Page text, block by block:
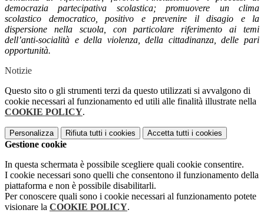
democrazia partecipativa scolastica; promuovere un clima
scolastico democratico, positivo e prevenire il disagio e la
dispersione nella scuola, con particolare riferimento ai temi
dell’anti-socialità e della violenza, della cittadinanza, delle pari
opportunità.
Notizie
Questo sito o gli strumenti terzi da questo utilizzati si avvalgono di
cookie necessari al funzionamento ed utili alle finalità illustrate nella
COOKIE POLICY.
Personalizza Rifiuta tutti i cookies Accetta tutti i cookies
Gestione cookie
In questa schermata è possibile scegliere quali cookie consentire.
I cookie necessari sono quelli che consentono il funzionamento della
piattaforma e non è possibile disabilitarli.
Per conoscere quali sono i cookie necessari al funzionamento potete
visionare la COOKIE POLICY.